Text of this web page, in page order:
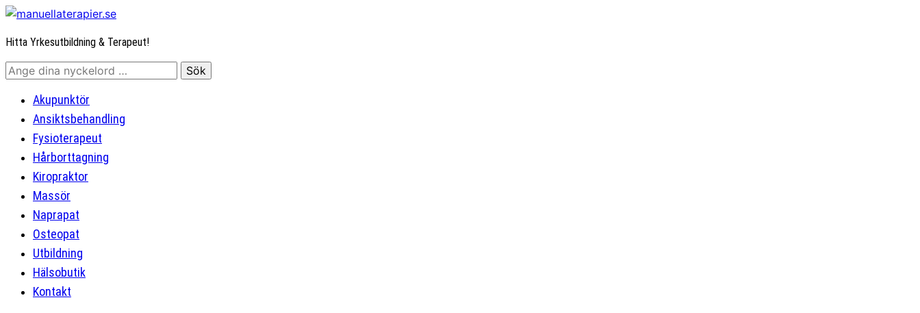
Hitta Yrkesutbildning & Terapeut!
Akupunktör
Ansiktsbehandling
Fysioterapeut
Hårborttagning
Kiropraktor
Massör
Naprapat
Osteopat
Utbildning
Hälsobutik
Kontakt